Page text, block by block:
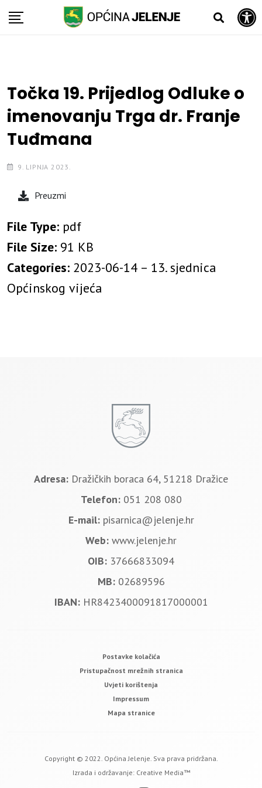
Open toolbar
Skip
Točka 19. Prijedlog Odluke o
imenovanju Trga dr. Franje
Tuđmana
9. LIPNJA 2023.
Preuzmi
File Type: pdf
File Size: 91 KB
Categories: 2023-06-14 – 13. sjednica
Općinskog vijeća
Adresa: Dražičkih boraca 64, 51218 Dražice
Telefon: 051 208 080
E-mail: pisarnica@jelenje.hr
Web: www.jelenje.hr
OIB: 37666833094
MB: 02689596
IBAN: HR8423400091817000001
Postavke kolačića
Pristupačnost mrežnih stranica
Uvjeti korištenja
Impressum
Mapa stranice
Copyright © 2022. Općina Jelenje. Sva prava pridržana.
Izrada i održavanje: Creative Media™